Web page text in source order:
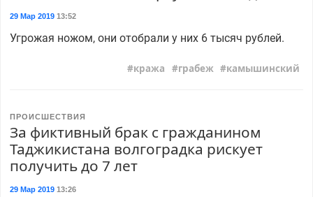
29 Мар 201913:52
Угрожая ножом, они отобрали у них 6 тысяч рублей.
кража грабеж камышинский
ПРОИСШЕСТВИЯ
За фиктивный брак с гражданином
Таджикистана волгоградка рискует
получить до 7 лет
29 Мар 201913:26